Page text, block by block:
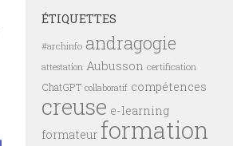
ÉTIQUETTES
#archinfo andragogie
attestation Aubusson certification
ChatGPT collaboratif compétences
creuse e-learning
formateur formation